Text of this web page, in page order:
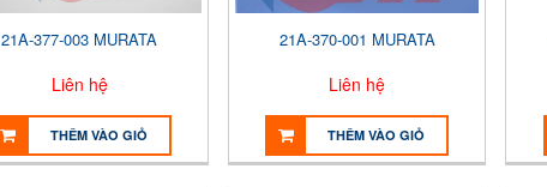
21A-377-003 MURATA
Liên hệ
THÊM VÀO GIỎ
21A-370-001 MURATA
Liên hệ
THÊM VÀO GIỎ